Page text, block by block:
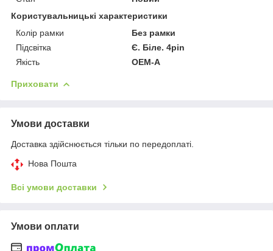
Користувальницькі характеристики
Колір рамки
Без рамки
Підсвітка
Є. Білe. 4pin
Якість
OEM-A
Приховати
Умови доставки
Доставка здійснюється тільки по передоплаті.
Нова Пошта
Всі умови доставки
Умови оплати